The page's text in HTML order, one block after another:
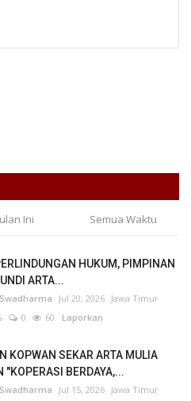
Ini Semua Waktu
HUKUM, PIMPINAN
ARTA...
Jul 20, 2026 Jawa Timur
0 60 Laporkan
KOPWAN SEKAR ARTA MULIA
"KOPERASI BERDAYA,...
Jul 15, 2026 Jawa Timur